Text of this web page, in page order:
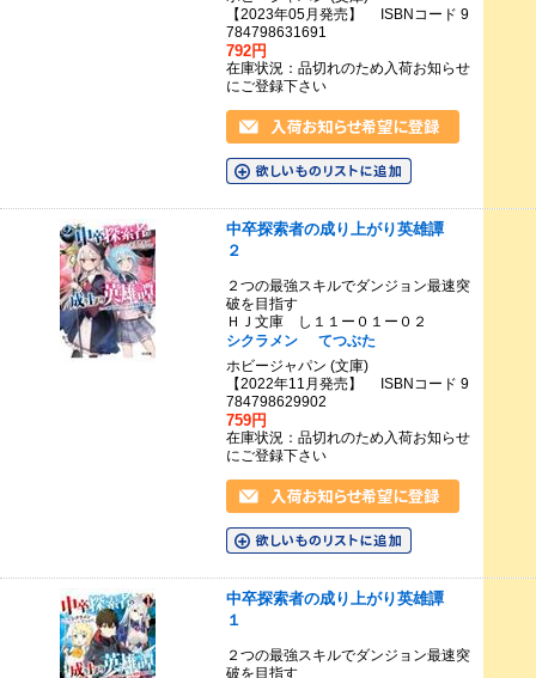
【2023年05月発売】 ISBNコード 9
784798631691
792円
在庫状況：品切れのため入荷お知らせ
にご登録下さい
中卒探索者の成り上がり英雄譚
２
２つの最強スキルでダンジョン最速突
破を目指す
ＨＪ文庫 し１１ー０１ー０２
シクラメン
てつぶた
ホビージャパン (文庫)
【2022年11月発売】 ISBNコード 9
784798629902
759円
在庫状況：品切れのため入荷お知らせ
にご登録下さい
中卒探索者の成り上がり英雄譚
１
２つの最強スキルでダンジョン最速突
破を目指す